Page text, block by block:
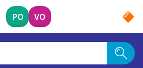
PO VO